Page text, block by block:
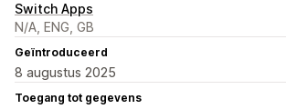
Switch Apps
N/A, ENG, GB
Geïntroduceerd
8 augustus 2025
Toegang tot gegevens